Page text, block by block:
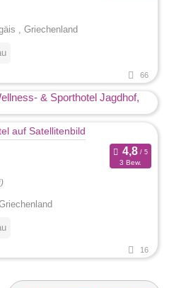
, Griechenland
66
3 Bew.
16